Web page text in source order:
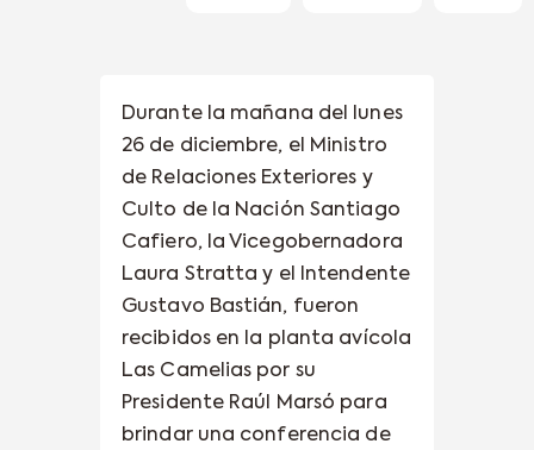
Durante la mañana del lunes
26 de diciembre, el Ministro
de Relaciones Exteriores y
Culto de la Nación Santiago
Cafiero, la Vicegobernadora
Laura Stratta y el Intendente
Gustavo Bastián, fueron
recibidos en la planta avícola
Las Camelias por su
Presidente Raúl Marsó para
brindar una conferencia de